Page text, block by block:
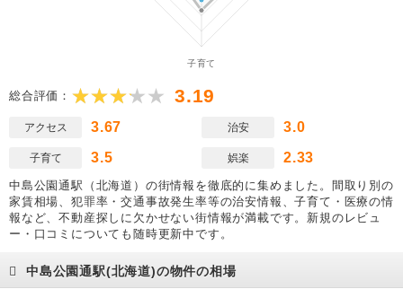
総合評価： 3.19
アクセス 3.67 治安 3.0
子育て 3.5 娯楽 2.33
中島公園通駅（北海道）の街情報を徹底的に集めました。間取り別の
家賃相場、犯罪率・交通事故発生率等の治安情報、子育て・医療の情
報など、不動産探しに欠かせない街情報が満載です。新規のレビュ
ー・口コミについても随時更新中です。
中島公園通駅(北海道)の物件の相場